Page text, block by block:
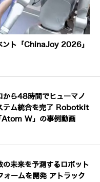
ント「ChinaJoy 2026」
から48時間でヒューマノ
テム統合を完了 Robotkit
Atom W」の事例動画
の未来を予測するロボット
ォームを開発 アトラック